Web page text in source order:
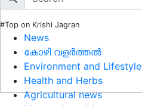
#Top on Krishi Jagran
News
കോഴി വളർത്തൽ
Environment and Lifestyle
Health and Herbs
Agricultural news